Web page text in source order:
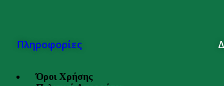
Πληροφορίες
Όροι Χρήσης